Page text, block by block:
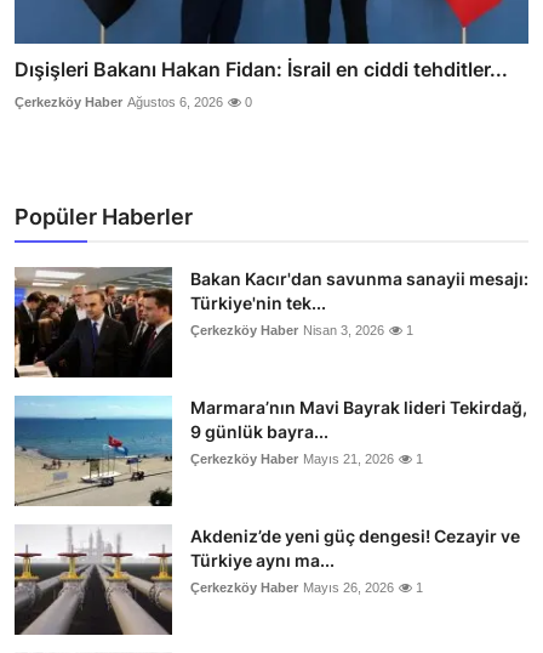
Dışişleri Bakanı Hakan Fidan: İsrail en ciddi tehditler...
Çerkezköy Haber Ağustos 6, 2026 0
Popüler Haberler
Bakan Kacır'dan savunma sanayii mesajı:
Türkiye'nin tek...
Çerkezköy Haber Nisan 3, 2026 1
Marmara’nın Mavi Bayrak lideri Tekirdağ,
9 günlük bayra...
Çerkezköy Haber Mayıs 21, 2026 1
Akdeniz’de yeni güç dengesi! Cezayir ve
Türkiye aynı ma...
Çerkezköy Haber Mayıs 26, 2026 1